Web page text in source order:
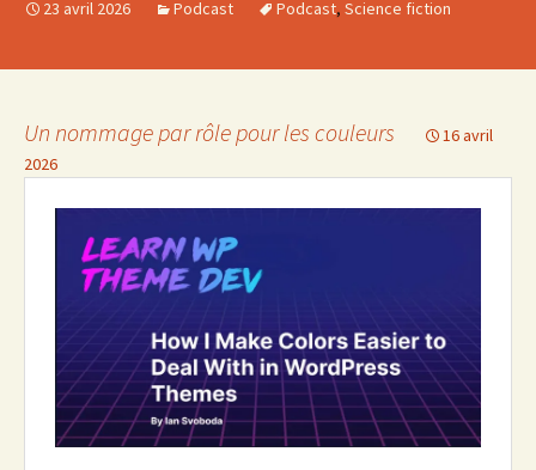
23 avril 2026 Podcast Podcast, Science fiction
Un nommage par rôle pour les couleurs
16 avril
2026